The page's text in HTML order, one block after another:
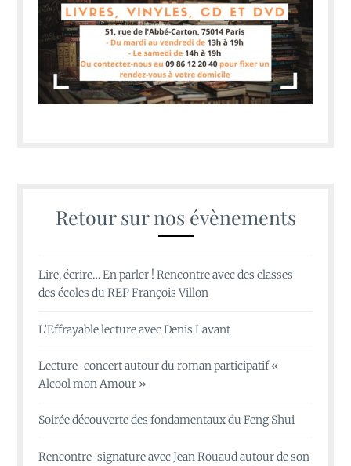
Retour sur nos évènements
Lire, écrire… En parler ! Rencontre avec des classes
des écoles du REP François Villon
L’Effrayable lecture avec Denis Lavant
Lecture-concert autour du roman participatif «
Alcool mon Amour »
Soirée découverte des fondamentaux du Feng Shui
Rencontre-signature avec Jean Rouaud autour de son